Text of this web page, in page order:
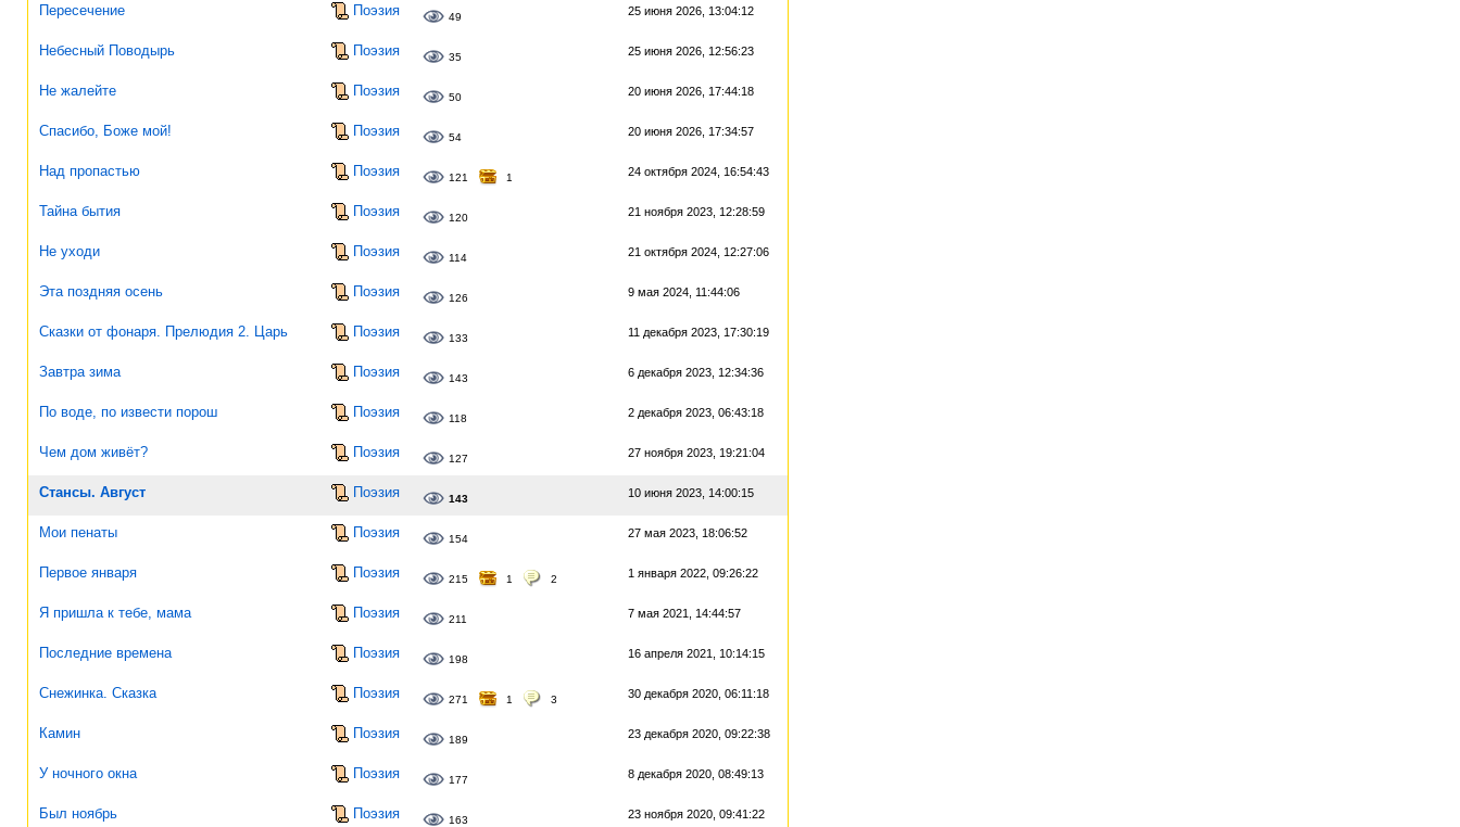
Пересечение Поэзия 49 25 июня 2026, 13:04:12
Небесный Поводырь Поэзия 35 25 июня 2026, 12:56:23
Не жалейте Поэзия 50 20 июня 2026, 17:44:18
Спасибо, Боже мой! Поэзия 54 20 июня 2026, 17:34:57
Над пропастью Поэзия 121 1 24 октября 2024, 16:54:43
Тайна бытия Поэзия 120 21 ноября 2023, 12:28:59
Не уходи Поэзия 114 21 октября 2024, 12:27:06
Эта поздняя осень Поэзия 126 9 мая 2024, 11:44:06
Сказки от фонаря. Прелюдия 2. Царь Поэзия 133 11 декабря 2023, 17:30:19
Завтра зима Поэзия 143 6 декабря 2023, 12:34:36
По воде, по извести порош Поэзия 118 2 декабря 2023, 06:43:18
Чем дом живёт? Поэзия 127 27 ноября 2023, 19:21:04
Стансы. Август Поэзия 143 10 июня 2023, 14:00:15
Мои пенаты Поэзия 154 27 мая 2023, 18:06:52
Первое января Поэзия 215 1 2 1 января 2022, 09:26:22
Я пришла к тебе, мама Поэзия 211 7 мая 2021, 14:44:57
Последние времена Поэзия 198 16 апреля 2021, 10:14:15
Снежинка. Сказка Поэзия 271 1 3 30 декабря 2020, 06:11:18
Камин Поэзия 189 23 декабря 2020, 09:22:38
У ночного окна Поэзия 177 8 декабря 2020, 08:49:13
Был ноябрь Поэзия 163 23 ноября 2020, 09:41:22